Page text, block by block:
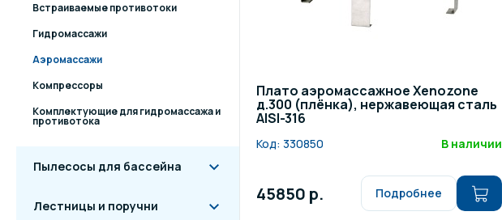
Встраиваемые противотоки
Гидромассажи
Аэромассажи
Компрессоры
Комплектующие для гидромассажа и
противотока
Пылесосы для бассейна
Лестницы и поручни
Плато аэромассажное Xenozone
д.300 (плёнка), нержавеющая сталь
AISI-316
Код: 330850 В наличии
45850 р. Подробнее